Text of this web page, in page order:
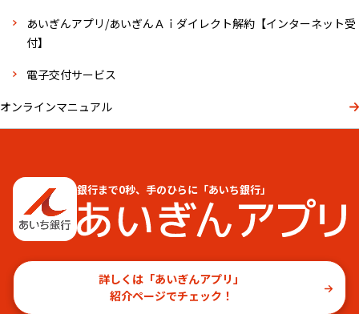
あいぎんアプリ/あいぎんＡｉダイレクト解約【インターネット受
付】
電子交付サービス
オンラインマニュアル
銀行まで0秒、手のひらに「あいち銀行」
詳しくは「あいぎんアプリ」
紹介ページでチェック！